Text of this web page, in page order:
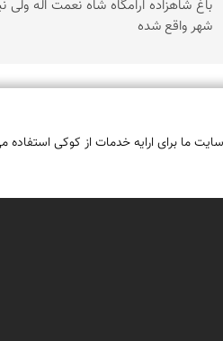
باغ شاهزاده ارامگاه شاه نعمت اله ولی
شهر واقع شده
ما برای ارایه خدمات از کوکی استفاده